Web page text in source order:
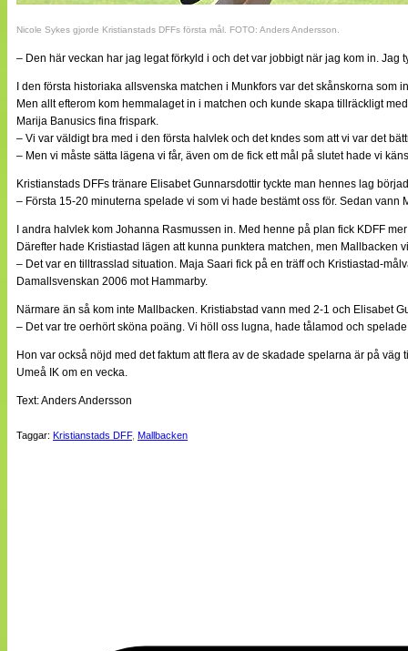
Nicole Sykes gjorde Kristianstads DFFs första mål. FOTO: Anders Andersson.
– Den här veckan har jag legat förkyld i och det var jobbigt när jag kom in.
I den första historiaka allsvenska matchen i Munkfors var det skånskorna
Men allt efterom kom hemmalaget in i matchen och kunde skapa tillräckligt
Marija Banusics fina frispark.
– Vi var väldigt bra med i den första halvlek och det kndes som att vi var det
– Men vi måste sätta lägena vi får, även om de fick ett mål på slutet hade vi
Kristianstads DFFs tränare Elisabet Gunnarsdottir tyckte man hennes lag
– Första 15-20 minuterna spelade vi som vi hade bestämt oss för. Sedan
I andra halvlek kom Johanna Rasmussen in. Med henne på plan fick KDFF
Därefter hade Kristiastad lägen att kunna punktera matchen, men
– Det var en tilltrasslad situation. Maja Saari fick på en träff och Kristiastad-
Damallsvenskan 2006 mot Hammarby.
Närmare än så kom inte Mallbacken. Kristiabstad vann med 2-1 och Elisabet
– Det var tre oerhört sköna poäng. Vi höll oss lugna, hade tålamod och
Hon var också nöjd med det faktum att flera av de skadade spelarna är på
Umeå IK om en vecka.
Text: Anders Andersson
Taggar: Kristianstads DFF, Mallbacken